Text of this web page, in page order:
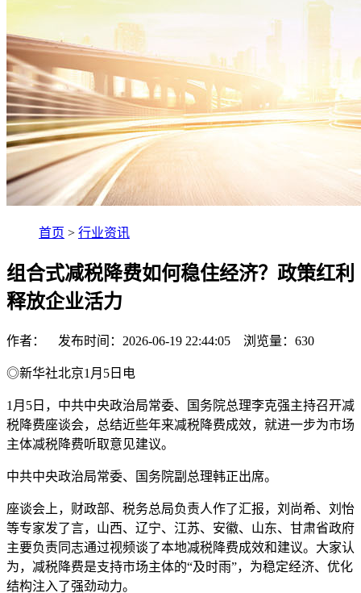
首页 > 行业资讯
组合式减税降费如何稳住经济？政策红利
释放企业活力
作者： 发布时间：2026-06-19 22:44:05 浏览量： 630
◎新华社北京1月5日电
1月5日，中共中央政治局常委、国务院总理李克强主持召开减
税降费座谈会，总结近些年来减税降费成效，就进一步为市场
主体减税降费听取意见建议。
中共中央政治局常委、国务院副总理韩正出席。
座谈会上，财政部、税务总局负责人作了汇报，刘尚希、刘怡
等专家发了言，山西、辽宁、江苏、安徽、山东、甘肃省政府
主要负责同志通过视频谈了本地减税降费成效和建议。大家认
为，减税降费是支持市场主体的“及时雨”，为稳定经济、优化
结构注入了强劲动力。